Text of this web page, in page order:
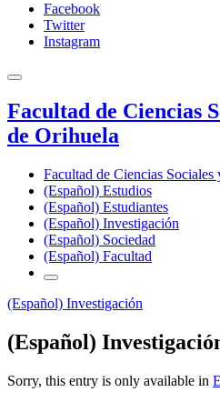
Facebook
Twitter
Instagram
Facultad de Ciencias
de Orihuela
Facultad de Ciencias
(Español) Estudios
(Español) Estudiantes
(Español) Investigación
(Español) Sociedad
(Español) Facultad
(Español) Investigación
(Español)
Sorry, this entry is only available in